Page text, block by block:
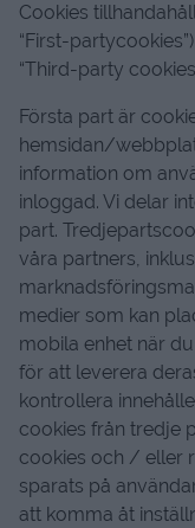
Cookies
“First-
“Third-party
Första part är
hemsidan/
information om
inloggad. Vi delar
part.
våra partners,
medier som kan
mobila enhet när
för att leverera
kontrollera
cookies från tredje
cookies och / eller
sparats på
att komma åt